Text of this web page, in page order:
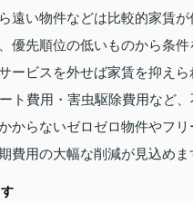
遠い物件などは比較的家賃
優先順位の低いものから条件
ービスを外せば家賃を抑えら
ト費用・害虫駆除費用など
からないゼロゼロ物件やフ
費用の大幅な削減が見込めま